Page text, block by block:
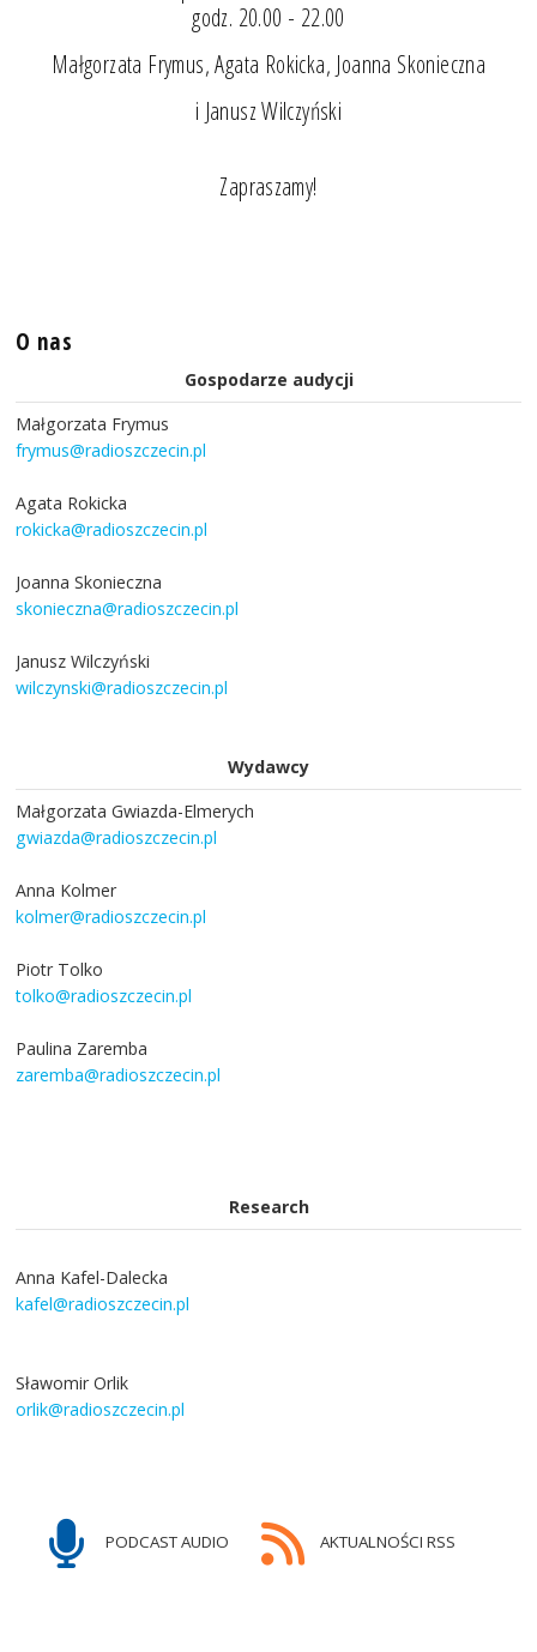
godz. 20.00 - 22.00
Małgorzata Frymus, Agata Rokicka, Joanna Skonieczna
i Janusz Wilczyński
Zapraszamy!
O nas
Gospodarze audycji
Małgorzata Frymus
frymus@radioszczecin.pl
Agata Rokicka
rokicka@radioszczecin.pl
Joanna Skonieczna
skonieczna@radioszczecin.pl
Janusz Wilczyński
wilczynski@radioszczecin.pl
Wydawcy
Małgorzata Gwiazda-Elmerych
gwiazda@radioszczecin.pl
Anna Kolmer
kolmer@radioszczecin.pl
Piotr Tolko
tolko@radioszczecin.pl
Paulina Zaremba
zaremba@radioszczecin.pl
Research
Anna Kafel-Dalecka
kafel@radioszczecin.pl
Sławomir Orlik
orlik@radioszczecin.pl
PODCAST AUDIO AKTUALNOŚCI RSS